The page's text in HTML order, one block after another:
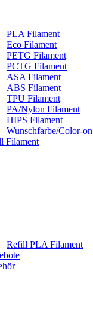
PLA Filament
Eco Filament
PETG Filament
PCTG Filament
ASA Filament
ABS Filament
TPU Filament
PA/Nylon Filament
HIPS Filament
Wunschfarbe/Color-
Filament
Refill PLA Filament